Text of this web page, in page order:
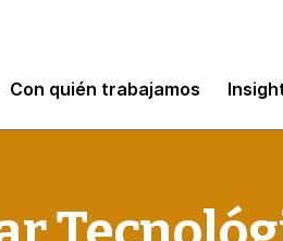
Con quién trabajamos